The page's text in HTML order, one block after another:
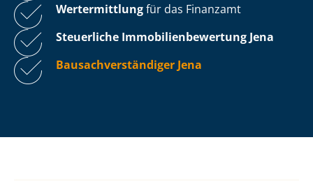
Wertermittlungfür das Finanzamt
Steuerliche Im­mo­bi­li­en­be­wer­tung Jena
Bau­sach­ver­stän­di­ger Jena